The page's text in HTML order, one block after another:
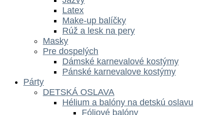
Latex
Make-up balíčky
Rúž a lesk na pery
Masky
Pre dospelých
Dámské karnevalové kostýmy
Pánské karnevalove kostýmy
Párty
DETSKÁ OSLAVA
Hélium a balóny na detskú oslavu
Fóliové balóny